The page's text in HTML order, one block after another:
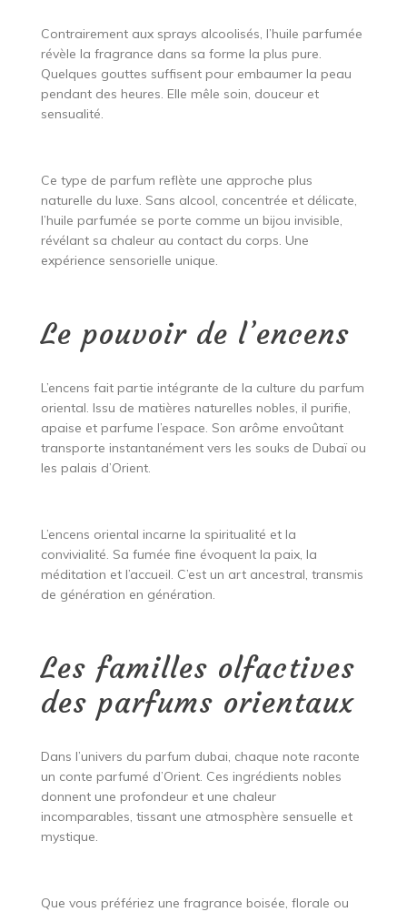
Contrairement aux sprays alcoolisés, l’huile parfumée
révèle la fragrance dans sa forme la plus pure.
Quelques gouttes suffisent pour embaumer la peau
pendant des heures. Elle mêle soin, douceur et
sensualité.
Ce type de parfum reflète une approche plus
naturelle du luxe. Sans alcool, concentrée et délicate,
l’huile parfumée se porte comme un bijou invisible,
révélant sa chaleur au contact du corps. Une
expérience sensorielle unique.
Le pouvoir de l’encens
L’encens fait partie intégrante de la culture du parfum
oriental. Issu de matières naturelles nobles, il purifie,
apaise et parfume l’espace. Son arôme envoûtant
transporte instantanément vers les souks de Dubaï ou
les palais d’Orient.
L’encens oriental incarne la spiritualité et la
convivialité. Sa fumée fine évoquent la paix, la
méditation et l’accueil. C’est un art ancestral, transmis
de génération en génération.
Les familles olfactives
des parfums orientaux
Dans l’univers du parfum dubai, chaque note raconte
un conte parfumé d’Orient. Ces ingrédients nobles
donnent une profondeur et une chaleur
incomparables, tissant une atmosphère sensuelle et
mystique.
Que vous préfériez une fragrance boisée, florale ou